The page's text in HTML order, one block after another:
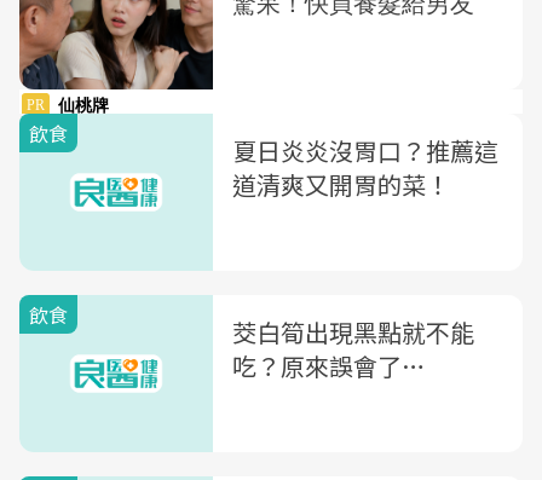
飲食
夏日炎炎沒胃口？推薦這
道清爽又開胃的菜！
飲食
茭白筍出現黑點就不能
吃？原來誤會了…